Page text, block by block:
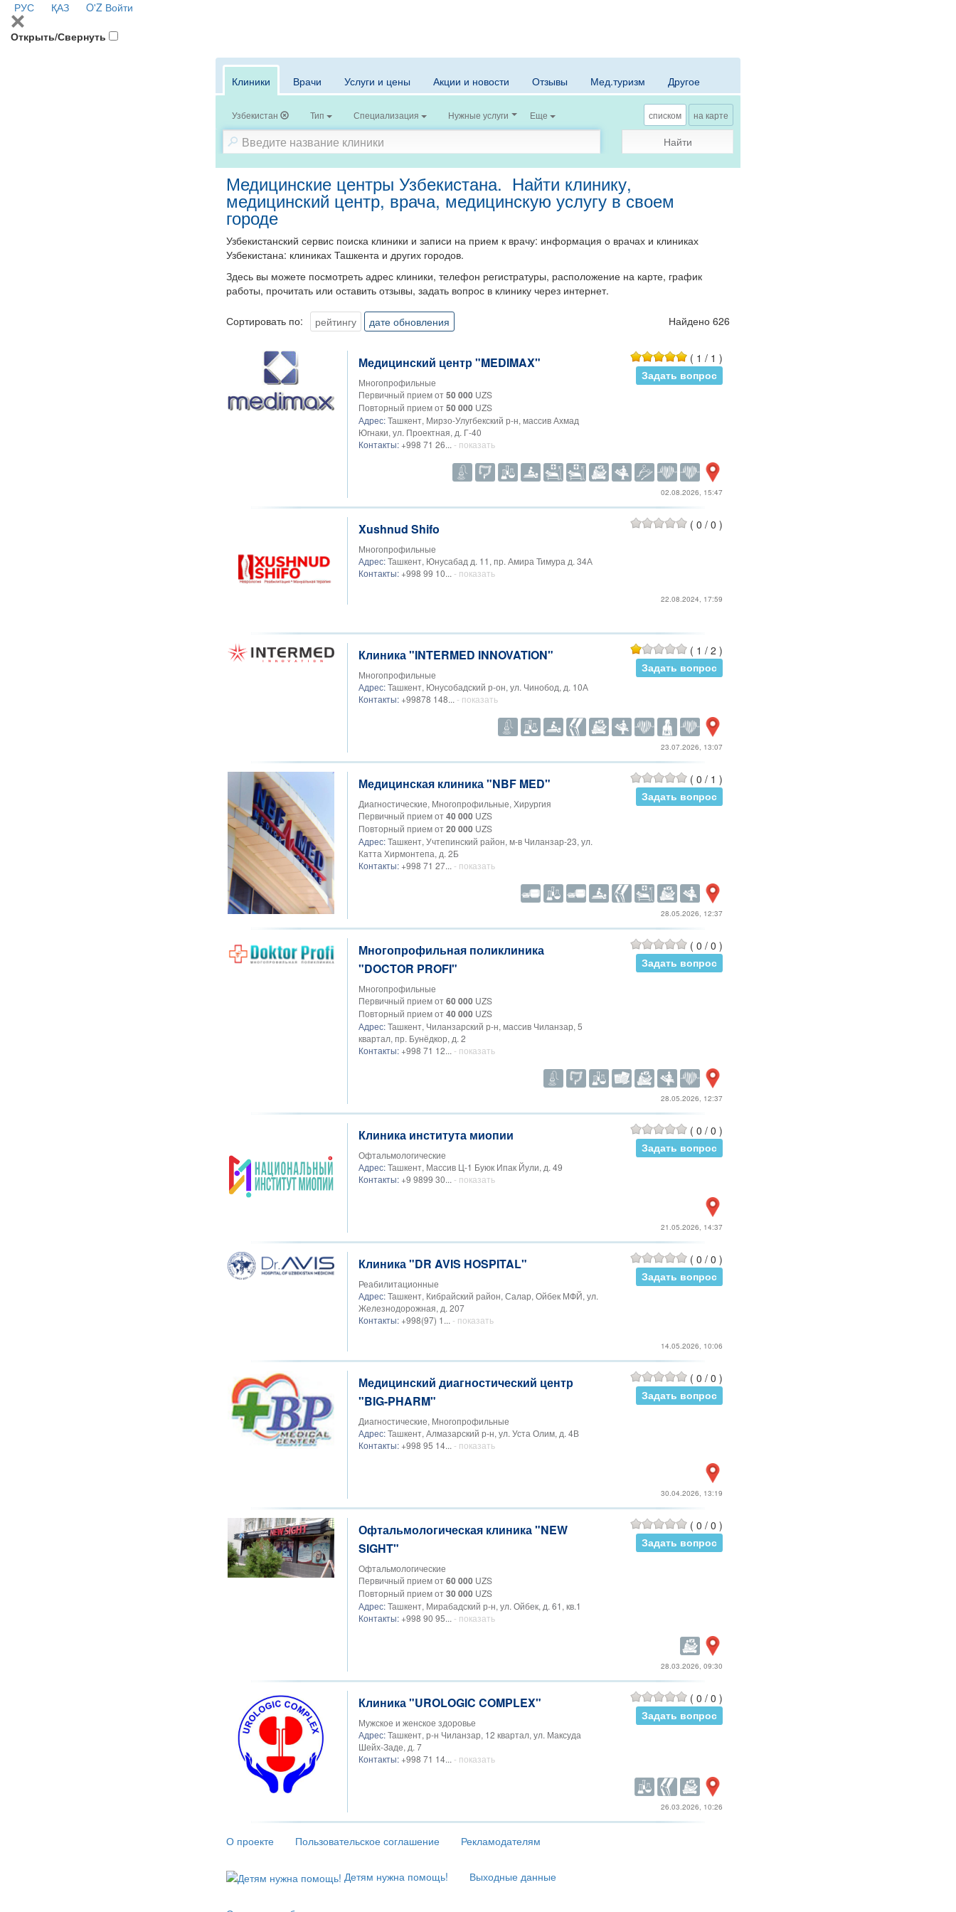
РУС ҚАЗ O'Z Войти
Открыть/Свернуть
Клиники Врачи Услуги и цены Акции и новости Отзывы Мед.туризм Другое
Узбекистан Тип Специализация Нужные услуги Еще списком на карте
Найти
Медицинские центры Узбекистана. Найти клинику,
медицинский центр, врача, медицинскую услугу в своем
городе
Узбекистанский сервис поиска клиники и записи на прием к врачу: информация о врачах и клиниках
Узбекистана: клиниках Ташкента и других городов.
Здесь вы можете посмотреть адрес клиники, телефон регистратуры, расположение на карте, график
работы, прочитать или оставить отзывы, задать вопрос в клинику через интернет.
Сортировать по: рейтингу дате обновления Найдено 626
Медицинский центр "MEDIMAX"
Многопрофильные
Первичный прием от50 000UZS
Повторный прием от50 000UZS
Адрес:Ташкент, Мирзо-Улугбекский р-н, массив Ахмад
Югнаки, ул. Проектная, д. Г-40
Контакты: +998 71 26... - показать
( 1 / 1 )
Задать вопрос
02.08.2026, 15:47
Xushnud Shifo
Многопрофильные
Адрес:Ташкент, Юнусабад д. 11, пр. Амира Тимура д. 34А
Контакты: +998 99 10... - показать
( 0 / 0 )
22.08.2024, 17:59
Клиника "INTERMED INNOVATION"
Многопрофильные
Адрес:Ташкент, Юнусобадский р-он, ул. Чинобод, д. 10А
Контакты: +99878 148... - показать
( 1 / 2 )
Задать вопрос
23.07.2026, 13:07
Медицинская клиника "NBF MED"
Диагностические, Многопрофильные, Хирургия
Первичный прием от40 000UZS
Повторный прием от20 000UZS
Адрес:Ташкент, Учтепинский район, м-в Чиланзар-23, ул.
Катта Хирмонтепа, д. 2Б
Контакты: +998 71 27... - показать
( 0 / 1 )
Задать вопрос
28.05.2026, 12:37
Многопрофильная поликлиника
"DOCTOR PROFI"
Многопрофильные
Первичный прием от60 000UZS
Повторный прием от40 000UZS
Адрес:Ташкент, Чиланзарский р-н, массив Чиланзар, 5
квартал, пр. Бунёдкор, д. 2
Контакты: +998 71 12... - показать
( 0 / 0 )
Задать вопрос
28.05.2026, 12:37
Клиника института миопии
Офтальмологические
Адрес:Ташкент, Массив Ц-1 Буюк Ипак Йули, д. 49
Контакты: +9 9899 30... - показать
( 0 / 0 )
Задать вопрос
21.05.2026, 14:37
Клиника "DR AVIS HOSPITAL"
Реабилитационные
Адрес:Ташкент, Кибрайский район, Салар, Ойбек МФЙ, ул.
Железнодорожная, д. 207
Контакты: +998(97) 1... - показать
( 0 / 0 )
Задать вопрос
14.05.2026, 10:06
Медицинский диагностический центр
"BIG-PHARM"
Диагностические, Многопрофильные
Адрес:Ташкент, Алмазарский р-н, ул. Уста Олим, д. 4В
Контакты: +998 95 14... - показать
( 0 / 0 )
Задать вопрос
30.04.2026, 13:19
Офтальмологическая клиника "NEW
SIGHT"
Офтальмологические
Первичный прием от60 000UZS
Повторный прием от30 000UZS
Адрес:Ташкент, Мирабадский р-н, ул. Ойбек, д. 61, кв.1
Контакты: +998 90 95... - показать
( 0 / 0 )
Задать вопрос
28.03.2026, 09:30
Клиника "UROLOGIC COMPLEX"
Мужское и женское здоровье
Адрес:Ташкент, р-н Чиланзар, 12 квартал, ул. Максуда
Шейх-Заде, д. 7
Контакты: +998 71 14... - показать
( 0 / 0 )
Задать вопрос
26.03.2026, 10:26
О проекте Пользовательское соглашение Рекламодателям
Детям нужна помощь! Выходные данные